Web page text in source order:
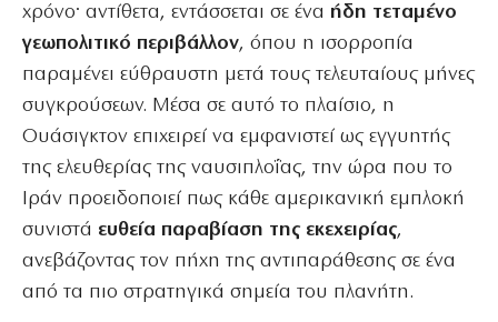
χρόνο· αντίθετα, εντάσσεται σε ένα ήδη τεταμένο
γεωπολιτικό περιβάλλον, όπου η ισορροπία
παραμένει εύθραυστη μετά τους τελευταίους μήνες
συγκρούσεων. Μέσα σε αυτό το πλαίσιο, η
Ουάσιγκτον επιχειρεί να εμφανιστεί ως εγγυητής
της ελευθερίας της ναυσιπλοΐας, την ώρα που το
Ιράν προειδοποιεί πως κάθε αμερικανική εμπλοκή
συνιστά ευθεία παραβίαση της εκεχειρίας,
ανεβάζοντας τον πήχη της αντιπαράθεσης σε ένα
από τα πιο στρατηγικά σημεία του πλανήτη.